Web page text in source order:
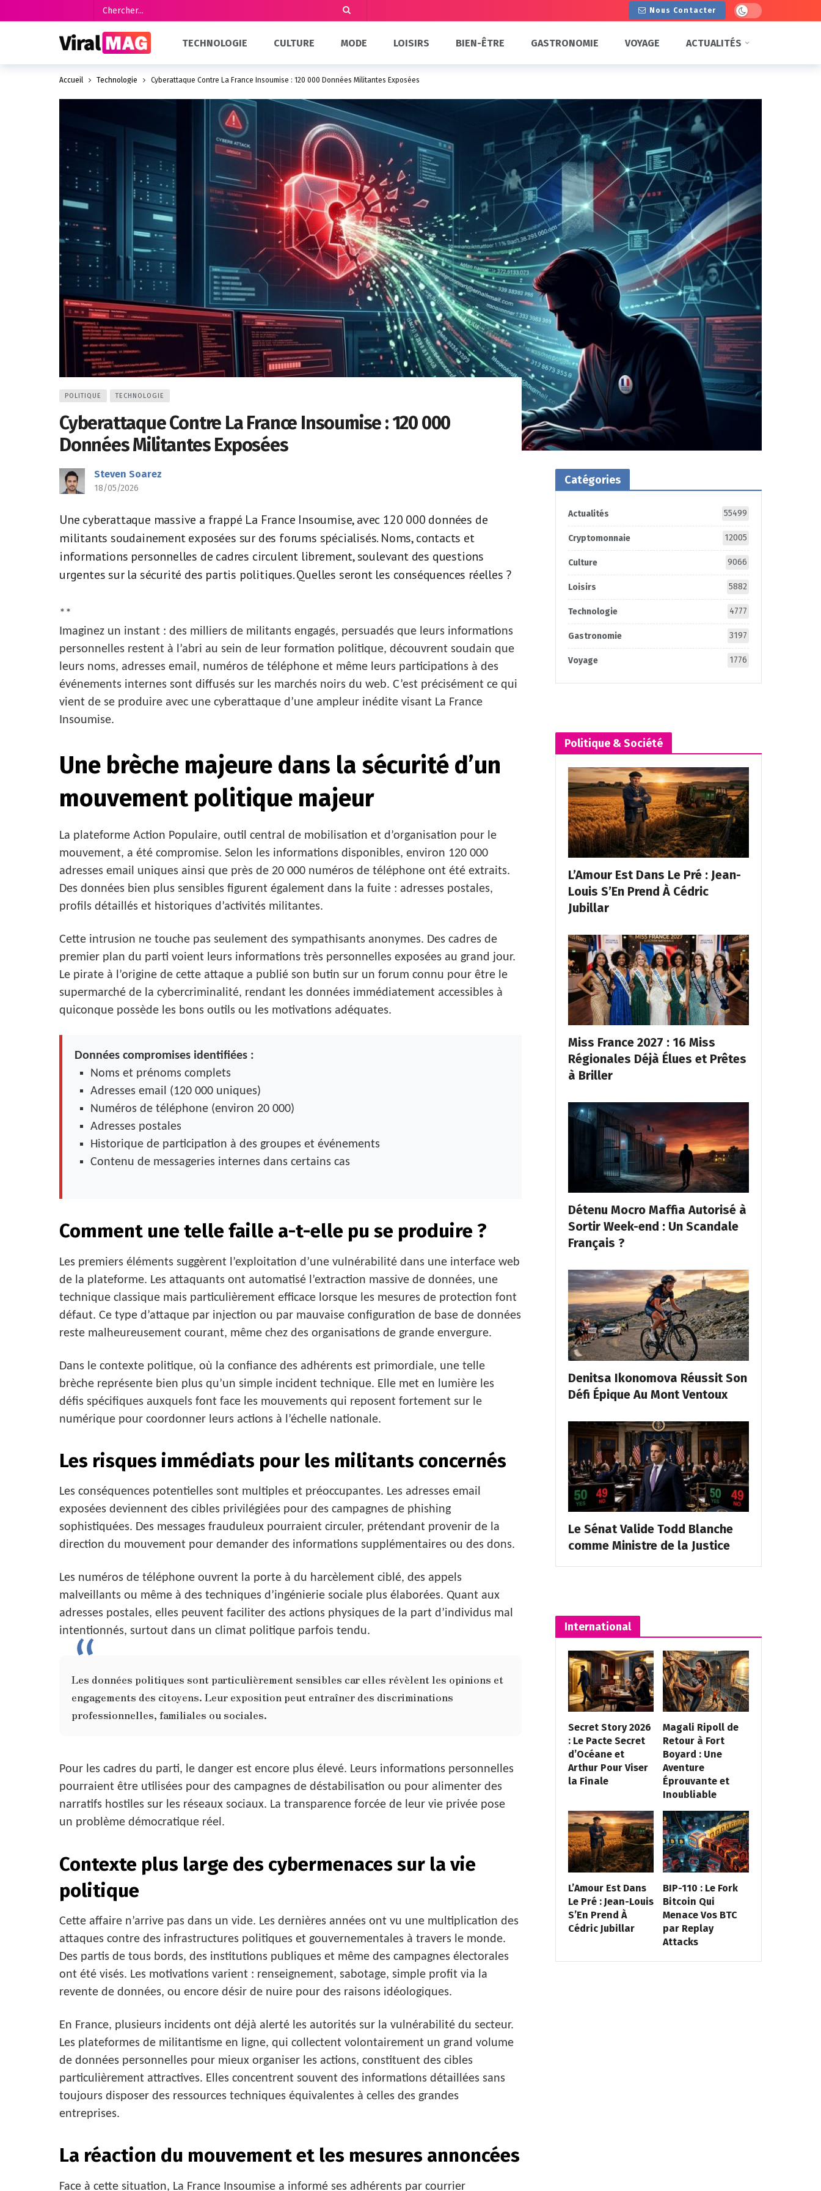
Nous Contacter Dark mode
TECHNOLOGIE CULTURE MODE LOISIRS BIEN-ÊTRE GASTRONOMIE VOYAGE ACTUALITÉS
Accueil Technologie Cyberattaque Contre La France Insoumise : 120 000 Données Militantes Exposées
POLITIQUE TECHNOLOGIE
Cyberattaque Contre La France Insoumise : 120 000
Données Militantes Exposées
Steven Soarez
18/05/2026
Une cyberattaque massive a frappé La France Insoumise, avec 120 000 données de
militants soudainement exposées sur des forums spécialisés. Noms, contacts et
informations personnelles de cadres circulent librement, soulevant des questions
urgentes sur la sécurité des partis politiques. Quelles seront les conséquences réelles ?
**
Imaginez un instant : des milliers de militants engagés, persuadés que leurs informations
personnelles restent à l’abri au sein de leur formation politique, découvrent soudain que
leurs noms, adresses email, numéros de téléphone et même leurs participations à des
événements internes sont diffusés sur les marchés noirs du web. C’est précisément ce qui
vient de se produire avec une cyberattaque d’une ampleur inédite visant La France
Insoumise.
Une brèche majeure dans la sécurité d’un
mouvement politique majeur
La plateforme Action Populaire, outil central de mobilisation et d’organisation pour le
mouvement, a été compromise. Selon les informations disponibles, environ 120 000
adresses email uniques ainsi que près de 20 000 numéros de téléphone ont été extraits.
Des données bien plus sensibles figurent également dans la fuite : adresses postales,
profils détaillés et historiques d’activités militantes.
Cette intrusion ne touche pas seulement des sympathisants anonymes. Des cadres de
premier plan du parti voient leurs informations très personnelles exposées au grand jour.
Le pirate à l’origine de cette attaque a publié son butin sur un forum connu pour être le
supermarché de la cybercriminalité, rendant les données immédiatement accessibles à
quiconque possède les bons outils ou les motivations adéquates.
Données compromises identifiées :
Noms et prénoms complets
Adresses email (120 000 uniques)
Numéros de téléphone (environ 20 000)
Adresses postales
Historique de participation à des groupes et événements
Contenu de messageries internes dans certains cas
Comment une telle faille a-t-elle pu se produire ?
Les premiers éléments suggèrent l’exploitation d’une vulnérabilité dans une interface web
de la plateforme. Les attaquants ont automatisé l’extraction massive de données, une
technique classique mais particulièrement efficace lorsque les mesures de protection font
défaut. Ce type d’attaque par injection ou par mauvaise configuration de base de données
reste malheureusement courant, même chez des organisations de grande envergure.
Dans le contexte politique, où la confiance des adhérents est primordiale, une telle
brèche représente bien plus qu’un simple incident technique. Elle met en lumière les
défis spécifiques auxquels font face les mouvements qui reposent fortement sur le
numérique pour coordonner leurs actions à l’échelle nationale.
Les risques immédiats pour les militants concernés
Les conséquences potentielles sont multiples et préoccupantes. Les adresses email
exposées deviennent des cibles privilégiées pour des campagnes de phishing
sophistiquées. Des messages frauduleux pourraient circuler, prétendant provenir de la
direction du mouvement pour demander des informations supplémentaires ou des dons.
Les numéros de téléphone ouvrent la porte à du harcèlement ciblé, des appels
malveillants ou même à des techniques d’ingénierie sociale plus élaborées. Quant aux
adresses postales, elles peuvent faciliter des actions physiques de la part d’individus mal
intentionnés, surtout dans un climat politique parfois tendu.
Les données politiques sont particulièrement sensibles car elles révèlent les opinions et
engagements des citoyens. Leur exposition peut entraîner des discriminations
professionnelles, familiales ou sociales.
Pour les cadres du parti, le danger est encore plus élevé. Leurs informations personnelles
pourraient être utilisées pour des campagnes de déstabilisation ou pour alimenter des
narratifs hostiles sur les réseaux sociaux. La transparence forcée de leur vie privée pose
un problème démocratique réel.
Contexte plus large des cybermenaces sur la vie
politique
Cette affaire n’arrive pas dans un vide. Les dernières années ont vu une multiplication des
attaques contre des infrastructures politiques et gouvernementales à travers le monde.
Des partis de tous bords, des institutions publiques et même des campagnes électorales
ont été visés. Les motivations varient : renseignement, sabotage, simple profit via la
revente de données, ou encore désir de nuire pour des raisons idéologiques.
En France, plusieurs incidents ont déjà alerté les autorités sur la vulnérabilité du secteur.
Les plateformes de militantisme en ligne, qui collectent volontairement un grand volume
de données personnelles pour mieux organiser les actions, constituent des cibles
particulièrement attractives. Elles concentrent souvent des informations détaillées sans
toujours disposer des ressources techniques équivalentes à celles des grandes
entreprises.
La réaction du mouvement et les mesures annoncées
Face à cette situation, La France Insoumise a informé ses adhérents par courrier
Catégories
Actualités 55499
Cryptomonnaie 12005
Culture 9066
Loisirs 5882
Technologie 4777
Gastronomie 3197
Voyage 1776
Politique & Société
L’Amour Est Dans Le Pré : Jean-
Louis S’En Prend À Cédric
Jubillar
Miss France 2027 : 16 Miss
Régionales Déjà Élues et Prêtes
à Briller
Détenu Mocro Maffia Autorisé à
Sortir Week-end : Un Scandale
Français ?
Denitsa Ikonomova Réussit Son
Défi Épique Au Mont Ventoux
Le Sénat Valide Todd Blanche
comme Ministre de la Justice
International
Secret Story 2026
: Le Pacte Secret
d’Océane et
Arthur Pour Viser
la Finale
Magali Ripoll de
Retour à Fort
Boyard : Une
Aventure
Éprouvante et
Inoubliable
L’Amour Est Dans
Le Pré : Jean-Louis
S’En Prend À
Cédric Jubillar
BIP-110 : Le Fork
Bitcoin Qui
Menace Vos BTC
par Replay
Attacks